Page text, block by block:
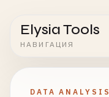
Elysia Tools
НАВИГАЦИЯ
DATA ANALYSIS